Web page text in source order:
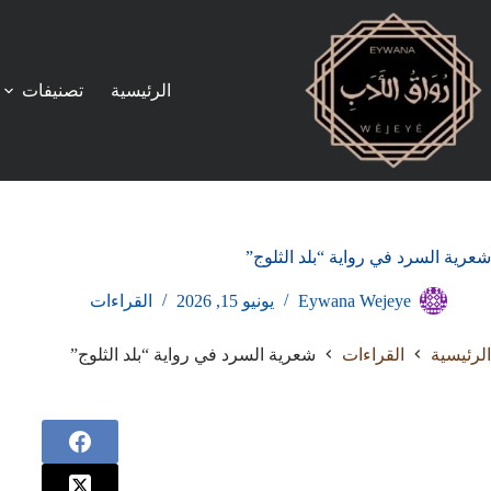
المحتوى
الرئيسية تصنيفات
شعرية السرد في رواية “بلد الثلوج”
Eywana Wejeye يونيو 15, 2026 القراءات
الرئيسية القراءات شعرية السرد في رواية “بلد الثلوج”